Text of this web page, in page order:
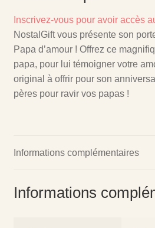
Inscrivez-vous pour avoir accès
NostalGift vous présente son
Papa d’amour ! Offrez ce
papa, pour lui témoigner votre
original à offrir pour son
pères pour ravir vos papas !
Informations complémentaires
Informations